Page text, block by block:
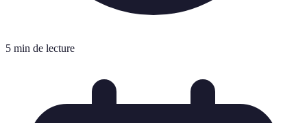
5 min de lecture